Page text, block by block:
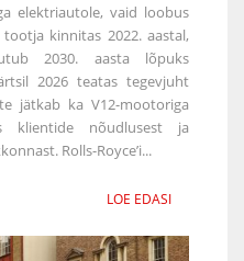
elektriautole, vaid loobus
kinnitas 2022. aastal,
2030. aasta lõpuks
2026 teatas tegevjuht
jätkab ka V12-mootoriga
klientide nõudlusest ja
Rolls-Royce’i...
LOE EDASI